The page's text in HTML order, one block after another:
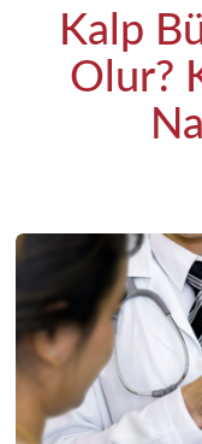
Kalp
Olur?